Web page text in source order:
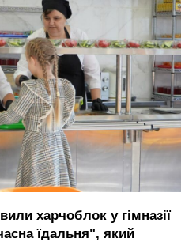
харчоблок у гімназії
їдальня", який